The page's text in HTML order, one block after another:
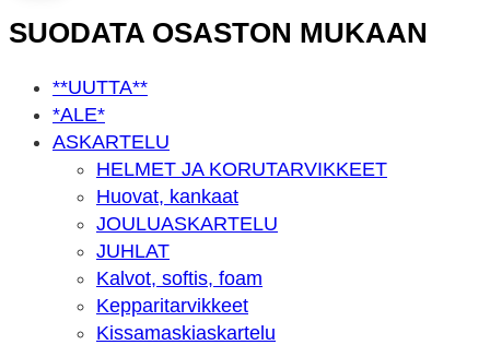
SUODATA OSASTON MUKAAN
**UUTTA**
*ALE*
ASKARTELU
HELMET JA KORUTARVIKKEET
Huovat, kankaat
JOULUASKARTELU
JUHLAT
Kalvot, softis, foam
Kepparitarvikkeet
Kissamaskiaskartelu